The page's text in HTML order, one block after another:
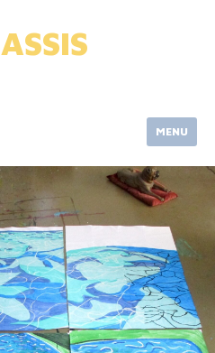
MENU